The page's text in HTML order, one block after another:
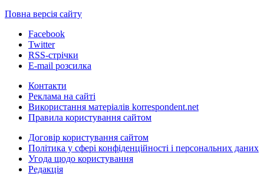
Повна версія сайту
Facebook
Twitter
RSS-стрічки
E-mail розсилка
Контакти
Реклама на сайті
Використання матеріалів korrespondent.net
Правила користування сайтом
Договір користування сайтом
Політика у сфері конфіденційності і персональних даних
Угода щодо користування
Редакція